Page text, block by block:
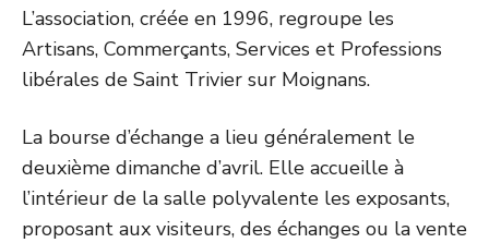
L’association, créée en 1996, regroupe les
Artisans, Commerçants, Services et Professions
libérales de Saint Trivier sur Moignans.
La bourse d’échange a lieu généralement le
deuxième dimanche d’avril. Elle accueille à
l’intérieur de la salle polyvalente les exposants,
proposant aux visiteurs, des échanges ou la vente